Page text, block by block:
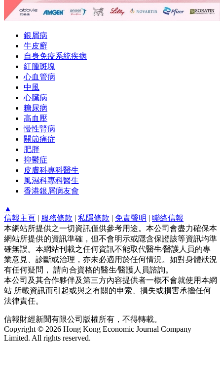
銀屑病
牛皮癬
自身免疫系統疾病
紅腫斑塊
心血管病
中風
心臟病
糖尿病
高血壓
慢性腎病
關節痛症
肥胖
抑鬱症
皮膚科專科醫生
風濕科專科醫生
香港銀屑病友會
▲
信報主頁 | 服務條款 | 私隱條款 | 免責聲明 | 聯絡信報
本網站所提供之一切資訊僅供參考用途。本公司會盡力確保本
網站所提供的資訊準確，但不會明示或隱含保證該等資訊均準
確無誤。本網站刊載之任何資訊不能取代醫生∕醫護人員的專
業意見、診斷或治理，亦未必適用於任何情況。如對身體狀況
有任何疑問， 請向合資格的醫生∕醫護人員諮詢。
本公司及其合作夥伴及第三方內容提供者一概不會就使用本網
站 所載資訊而引起或與之有關的申索、損失或損害承擔任何
法律責任。
信報財經新聞有限公司版權所有，不得轉載。
Copyright © 2026 Hong Kong Economic Journal Company
Limited. All rights reserved.